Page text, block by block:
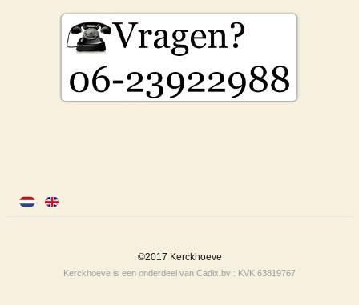
©2017 Kerckhoeve
Kerckhoeve is een onderdeel van Cadix.bv : KVK 63819767